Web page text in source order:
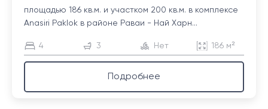
площадью 186 кв.м. и участком 200 кв.м. в комплексе
Anasiri Paklok в районе Раваи - Най Харн...
4 3 Нет 186 м²
Подробнее